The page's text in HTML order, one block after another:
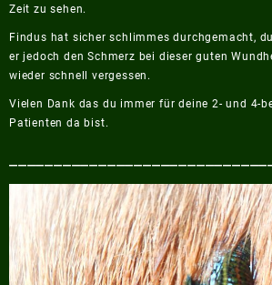
Zeit zu sehen.
Findus hat sicher schlimmes durchgemacht,
er jedoch den Schmerz bei dieser guten
wieder schnell vergessen.
Vielen Dank das du immer für deine 2- und 4-
Patienten da bist.